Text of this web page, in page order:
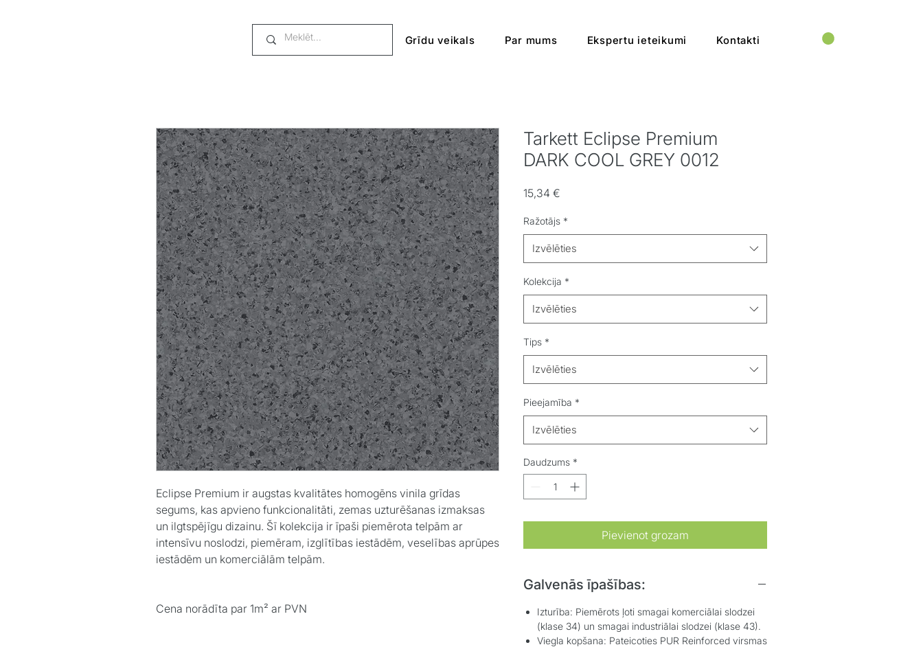
Grīdu veikals Par mums Ekspertu ieteikumi Kontakti
Eclipse Premium ir augstas kvalitātes homogēns vinila grīdas
segums, kas apvieno funkcionalitāti, zemas uzturēšanas izmaksas
un ilgtspējīgu dizainu. Šī kolekcija ir īpaši piemērota telpām ar
intensīvu noslodzi, piemēram, izglītības iestādēm, veselības aprūpes
iestādēm un komerciālām telpām.​
Cena norādīta par 1m² ar PVN
Tarkett Eclipse Premium
DARK COOL GREY 0012
15,34 €
Ražotājs *
Izvēlēties
Kolekcija *
Izvēlēties
Tips *
Izvēlēties
Pieejamība *
Izvēlēties
Daudzums *
Pievienot grozam
Galvenās īpašības:
Izturība: Piemērots ļoti smagai komerciālai slodzei
(klase 34) un smagai industriālai slodzei (klase 43).
Viegla kopšana: Pateicoties PUR Reinforced virsmas